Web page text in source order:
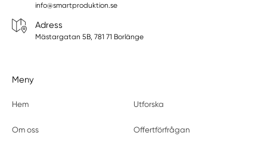
info@smartproduktion.se
Adress
Mästargatan 5B, 781 71 Borlänge
Meny
Hem Utforska
Om oss Offertförfrågan